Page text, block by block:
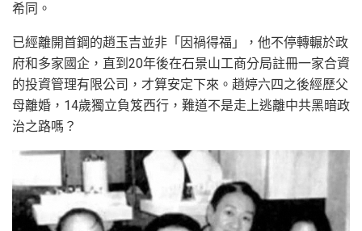
希同。
已經離開首鋼的趙玉吉並非「因禍得福」，他不停轉輾於政
府和多家國企，直到20年後在石景山工商分局註冊一家合資
的投資管理有限公司，才算安定下來。趙婷六四之後經歷父
母離婚，14歲獨立負笈西行，難道不是走上逃離中共黑暗政
治之路嗎？